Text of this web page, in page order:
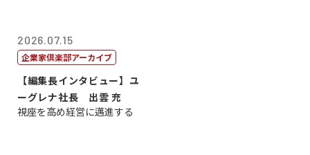
2026.07.15
企業家倶楽部アーカイブ
【編集長インタビュー】ユ
ーグレナ社長 出雲 充
視座を高め経営に邁進する